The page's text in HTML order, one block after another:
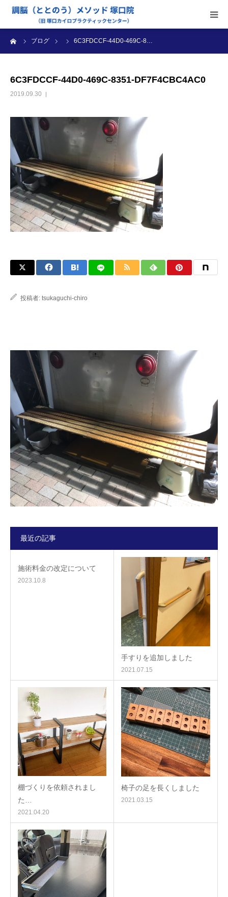
ブログ 6C3FDCCF-44D0-469C-8…
6C3FDCCF-44D0-469C-8351-DF7F4CBC4AC0
2019.09.30
投稿者: tsukaguchi-chiro
最近の記事
施術料金の改定について
2023.10.8
手すりを追加しました
2021.07.15
棚づくりを依頼されまし
た…
2021.04.20
椅子の足を長くしました
2021.03.15
当院のご案内
アクセス
ブログ
診療カレンダー